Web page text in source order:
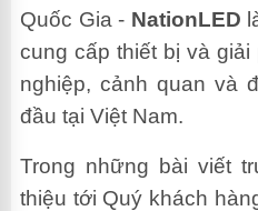
Quốc Gia - NationLED
cung cấp thiết bị và
nghiệp, cảnh quan và
đầu tại Việt Nam.
Trong những bài viết
thiệu tới Quý khách